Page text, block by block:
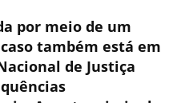
por meio de um
também está em
de Justiça